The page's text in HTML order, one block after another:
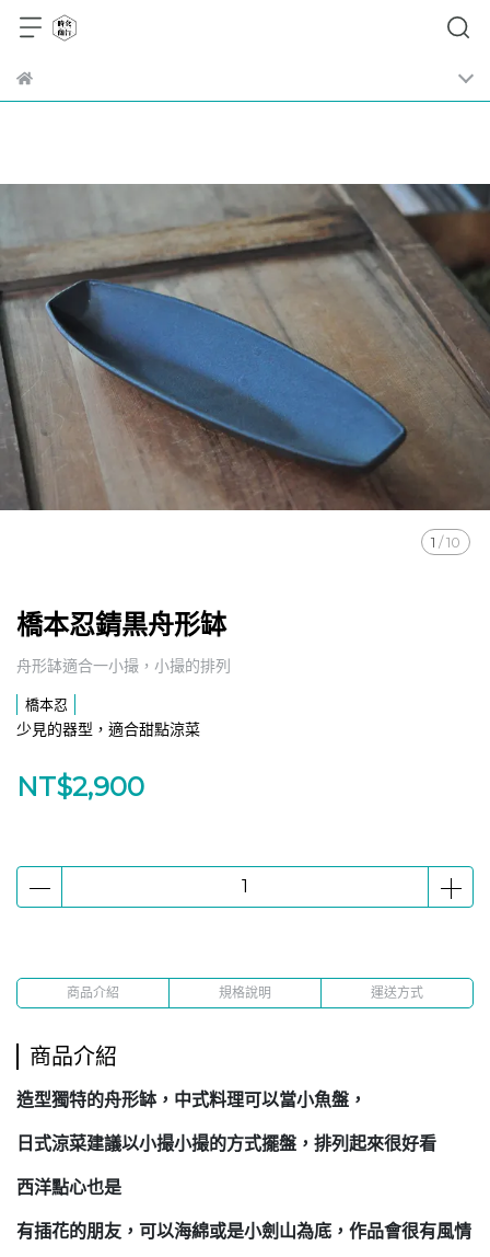
1 /10
橋本忍錆黒舟形缽
舟形缽適合一小撮，小撮的排列
橋本忍
少見的器型，適合甜點涼菜
NT$2,900
商品介紹 規格說明 運送方式
商品介紹
造型獨特的舟形缽，中式料理可以當小魚盤，
日式涼菜建議以小撮小撮的方式擺盤，排列起來很好看
西洋點心也是
有插花的朋友，可以海綿或是小劍山為底，作品會很有風情